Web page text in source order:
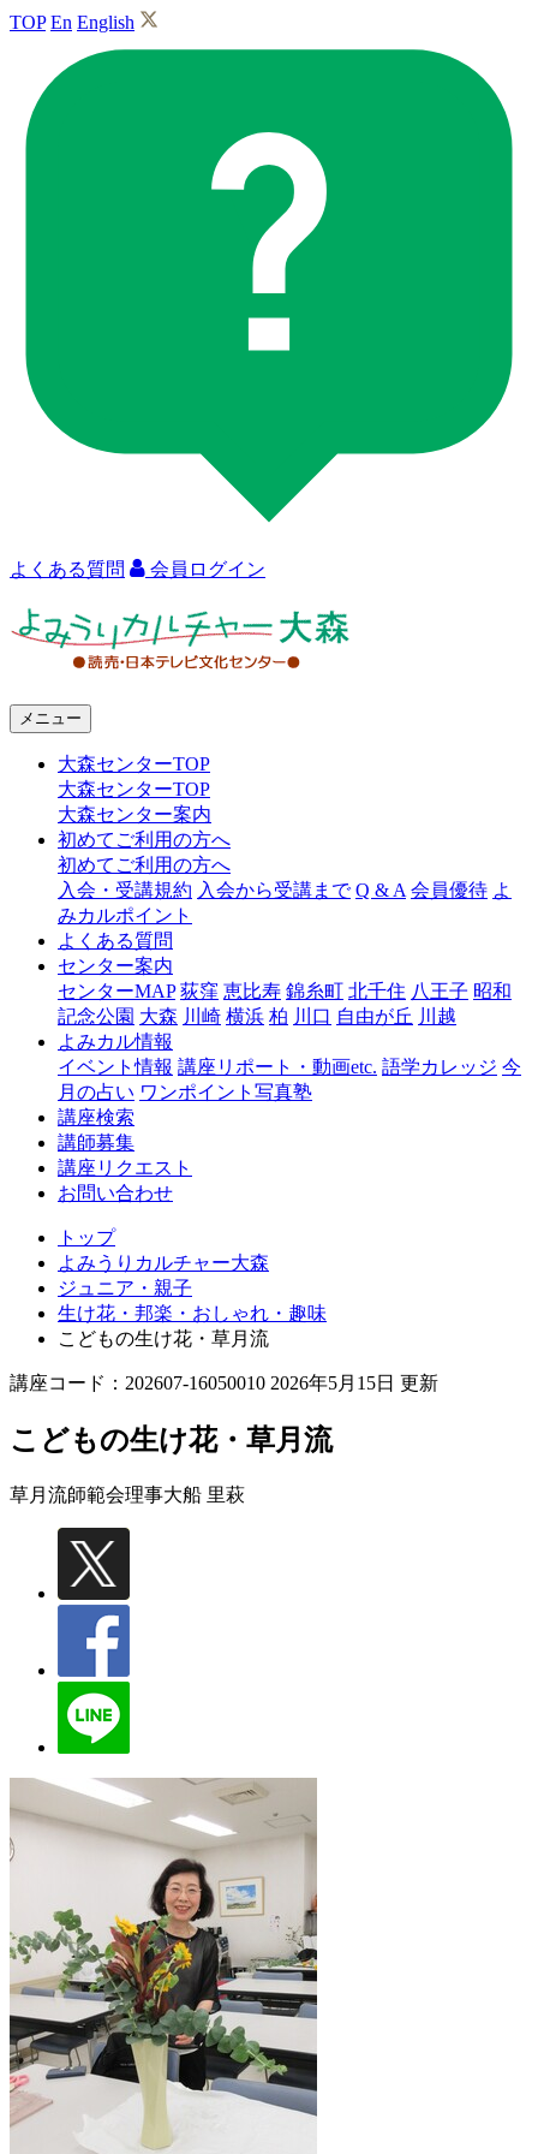
TOP En English
よくある質問 会員ログイン
ャ
森
メニュー
大森センターTOP
大森センターTOP
大森センター案内
初めてご利用の方へ
初めてご利用の方へ
入会・受講規約 入会から受講まで Q & A 会員優待 よ
みカルポイント
よくある質問
センター案内
センターMAP 荻窪 恵比寿 錦糸町 北千住 八王子 昭和
記念公園 大森 川崎 横浜 柏 川口 自由が丘 川越
よみカル情報
イベント情報 講座リポート・動画etc. 語学カレッジ 今
月の占い ワンポイント写真塾
講座検索
講師募集
講座リクエスト
お問い合わせ
トップ
よみうりカルチャー大森
ジュニア・親子
生け花・邦楽・おしゃれ・趣味
こどもの生け花・草月流
講座コード：202607-16050010 2026年5月15日 更新
こどもの生け花・草月流
草月流師範会理事大船 里萩